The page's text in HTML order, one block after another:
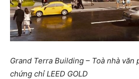
Grand Terra Building – Toà nhà văn
chứng chỉ LEED GOLD